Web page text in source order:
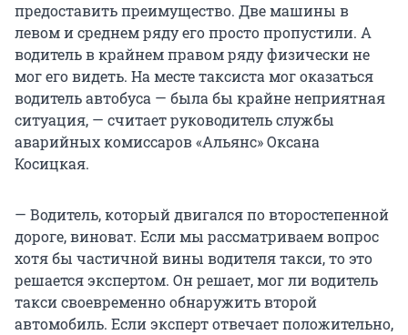
предоставить преимущество. Две машины в
левом и среднем ряду его просто пропустили. А
водитель в крайнем правом ряду физически не
мог его видеть. На месте таксиста мог оказаться
водитель автобуса — была бы крайне неприятная
ситуация, — считает руководитель службы
аварийных комиссаров «Альянс» Оксана
Косицкая.
— Водитель, который двигался по второстепенной
дороге, виноват. Если мы рассматриваем вопрос
хотя бы частичной вины водителя такси, то это
решается экспертом. Он решает, мог ли водитель
такси своевременно обнаружить второй
автомобиль. Если эксперт отвечает положительно,